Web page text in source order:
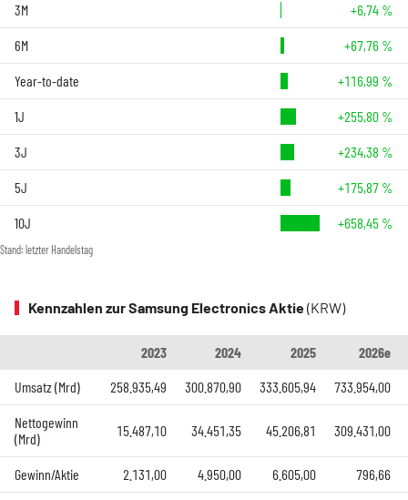
3M +6,74 %
6M +67,76 %
Year-to-date +116,99 %
1J +255,80 %
3J +234,38 %
5J +175,87 %
10J +658,45 %
Stand: letzter Handelstag
Kennzahlen zur Samsung Electronics Aktie(KRW)
2023 2024 2025
2026e
Umsatz (Mrd)
258.935,49 300.870,90 333.605,94 733.954,00
Nettogewinn
(Mrd)
15.487,10 34.451,35 45.206,81 309.431,00
Gewinn/Aktie 2.131,00 4.950,00 6.605,00 796,66